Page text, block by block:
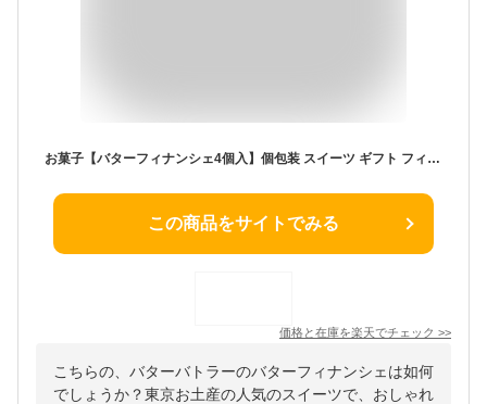
お菓子【バターフィナンシェ4個入】個包装 スイーツ ギフト フィナンシェ 焼き菓子 洋菓子 内祝い お祝い 出産祝い お礼 可愛い 職場 退職 菓子折り ご挨拶 東京 お土産 プレゼント バターバトラー お中元 夏ギフト 暑中見舞い
この商品をサイトでみる
価格と在庫を楽天でチェック >>
こちらの、バターバトラーのバターフィナンシェは如何
でしょうか？東京お土産の人気のスイーツで、おしゃれ